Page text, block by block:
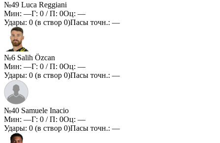
№49 Luca Reggiani
Мин: —Г: 0 / П: 0Оц: —
Удары: 0 (в створ 0)Пасы точн.: —
№6 Salih Özcan
Мин: —Г: 0 / П: 0Оц: —
Удары: 0 (в створ 0)Пасы точн.: —
№40 Samuele Inacio
Мин: —Г: 0 / П: 0Оц: —
Удары: 0 (в створ 0)Пасы точн.: —